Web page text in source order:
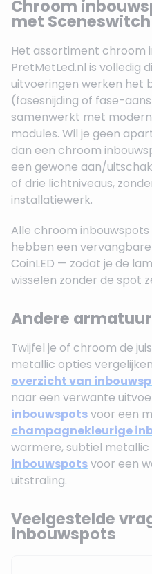
Chroom
met Sceneswitch
Het assortiment chroom
PretMetLed.nl is volledig
uitvoeringen werken het
(fasesnijding of fase-
samenwerkt met
modules. Wil je geen
dan een chroom
een gewone aan/
of drie lichtniveaus,
installatiewerk.
Alle chroom
hebben een
CoinLED — zodat je de
wisselen zonder de spot
Andere
Twijfel je of chroom de
metallic opties
overzicht van
naar een verwante
inbouwspotsvoor een
champagnekleurige
warmere, subtiel metallic
inbouwspotsvoor een
uitstraling.
Veelgestelde
inbouwspots